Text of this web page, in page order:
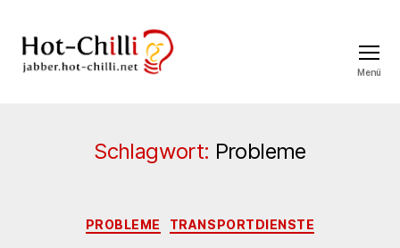
Menü
Schlagwort: Probleme
Kategorien
PROBLEME TRANSPORTDIENSTE